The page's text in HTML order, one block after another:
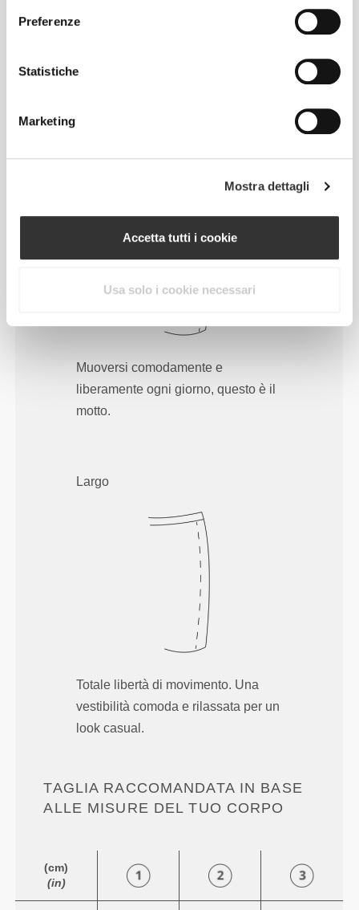
Preferenze
Statistiche
Marketing
Mostra dettagli
Accetta tutti i cookie
Usa solo i cookie necessari
La vestibilità aderente mette in mostra la
Muoversi comodamente e
liberamente ogni giorno, questo è il
motto.
Largo
Totale libertà di movimento. Una
vestibilità comoda e rilassata per un
look casual.
TAGLIA RACCOMANDATA IN BASE
ALLE MISURE DEL TUO CORPO
(cm)
(in)